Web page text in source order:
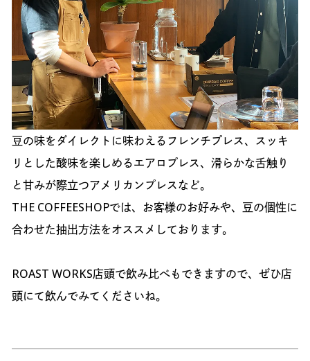
豆の味をダイレクトに味わえるフレンチプレス、スッキ
リとした酸味を楽しめるエアロプレス、滑らかな舌触り
と甘みが際立つアメリカンプレスなど。
THE COFFEESHOPでは、お客様のお好みや、豆の個性に
合わせた抽出方法をオススメしております。
ROAST WORKS店頭で飲み比べもできますので、ぜひ店
頭にて飲んでみてくださいね。